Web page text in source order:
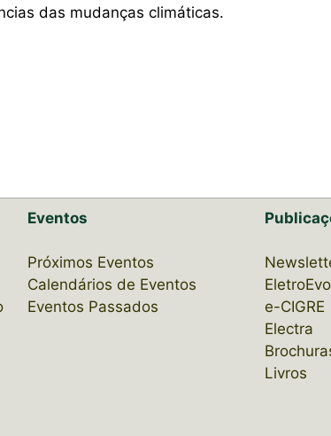
das mudanças climáticas.
Eventos
Próximos Eventos
Calendários de Eventos
Eventos Passados
e-CIGRE
Electra
Livros